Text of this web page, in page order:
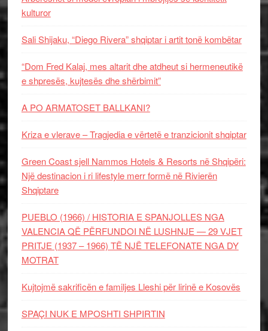
kulturor
Sali Shijaku, “Diego Rivera” shqiptar i artit tonë kombëtar
“Dom Fred Kalaj, mes altarit dhe atdheut si hermeneutikë
e shpresës, kujtesës dhe shërbimit”
A PO ARMATOSET BALLKANI?
Kriza e vlerave – Tragjedia e vërtetë e tranzicionit shqiptar
Green Coast sjell Nammos Hotels & Resorts në Shqipëri:
Një destinacion i ri lifestyle merr formë në Rivierën
Shqiptare
PUEBLO (1966) / HISTORIA E SPANJOLLES NGA
VALENCIA QË PËRFUNDOI NË LUSHNJE — 29 VJET
PRITJE (1937 – 1966) TË NJË TELEFONATE NGA DY
MOTRAT
Kujtojmë sakrificën e familjes Lleshi për lirinë e Kosovës
SPAÇI NUK E MPOSHTI SHPIRTIN